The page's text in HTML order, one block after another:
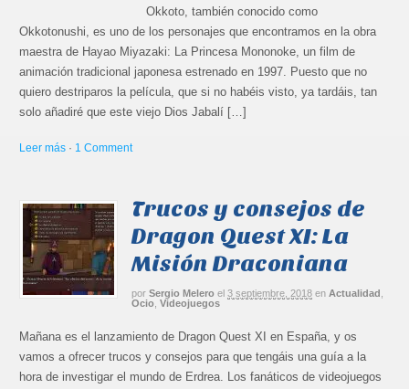
Okkoto, también conocido como
Okkotonushi, es uno de los personajes que encontramos en la obra
maestra de Hayao Miyazaki: La Princesa Mononoke, un film de
animación tradicional japonesa estrenado en 1997. Puesto que no
quiero destriparos la película, que si no habéis visto, ya tardáis, tan
solo añadiré que este viejo Dios Jabalí […]
Leer más · 1 Comment
Trucos y consejos de
Dragon Quest XI: La
Misión Draconiana
por Sergio Melero el 3 septiembre, 2018 en Actualidad ,
Ocio,Videojuegos
Mañana es el lanzamiento de Dragon Quest XI en España, y os
vamos a ofrecer trucos y consejos para que tengáis una guía a la
hora de investigar el mundo de Erdrea. Los fanáticos de videojuegos